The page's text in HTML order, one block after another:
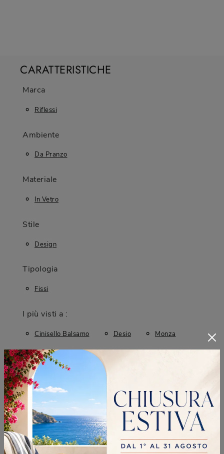
CARATTERISTICHE
Marca
Riflessi
Ambiente
Da Pranzo
Materiale
In Vetro
Stile
Design
Tipologia
Fissi
I più visti a :
Cinisello Balsamo Desio Monza
Sesto San Giovanni
CONTINUA A NAVIGARE
Tavoli Riflessi Cinisello Balsamo